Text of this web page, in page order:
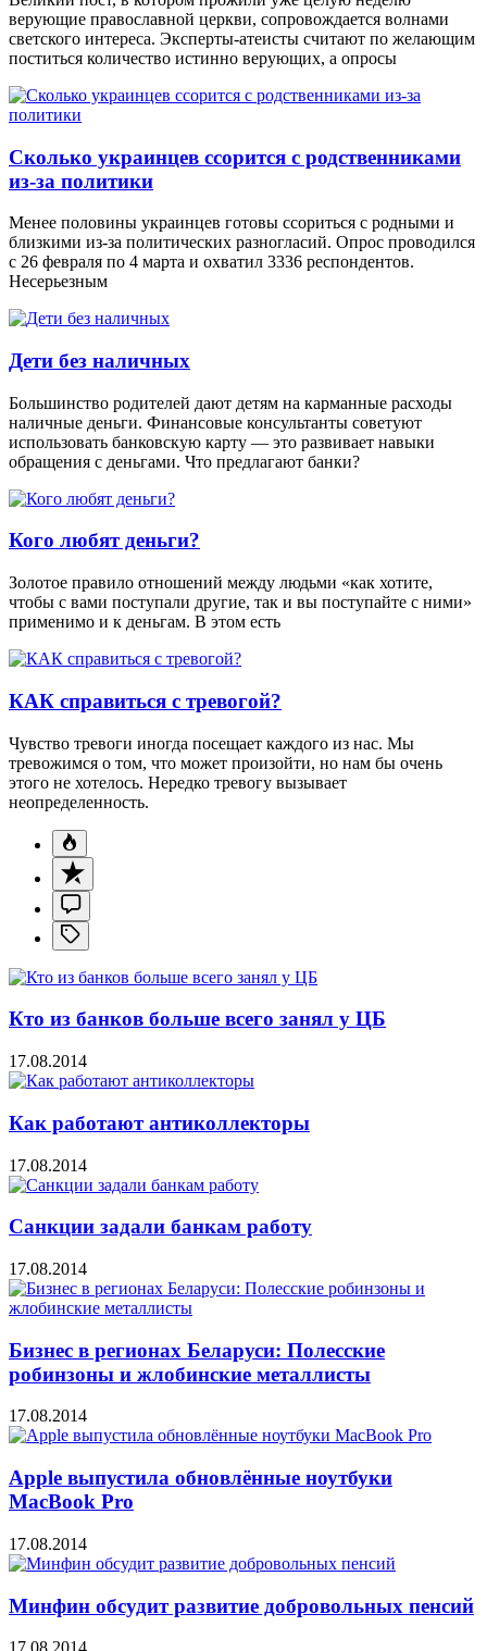
верующие православной церкви, сопровождается волнами
светского интереса. Эксперты-атеисты считают по желающим
поститься количество истинно верующих, а опросы
Сколько украинцев ссорится с родственниками
из-за политики
Менее половины украинцев готовы ссориться с родными и
близкими из-за политических разногласий. Опрос проводился
с 26 февраля по 4 марта и охватил 3336 респондентов.
Несерьезным
Дети без наличных
Большинство родителей дают детям на карманные расходы
наличные деньги. Финансовые консультанты советуют
использовать банковскую карту — это развивает навыки
обращения с деньгами. Что предлагают банки?
Кого любят деньги?
Золотое правило отношений между людьми «как хотите,
чтобы с вами поступали другие, так и вы поступайте с ними»
применимо и к деньгам. В этом есть
КАК справиться с тревогой?
Чувство тревоги иногда посещает каждого из нас. Мы
тревожимся о том, что может произойти, но нам бы очень
этого не хотелось. Нередко тревогу вызывает
неопределенность.
Кто из банков больше всего занял у ЦБ
17.08.2014
Как работают антиколлекторы
17.08.2014
Санкции задали банкам работу
17.08.2014
Бизнес в регионах Беларуси: Полесские
робинзоны и жлобинские металлисты
17.08.2014
Apple выпустила обновлённые ноутбуки
MacBook Pro
17.08.2014
Минфин обсудит развитие добровольных пенсий